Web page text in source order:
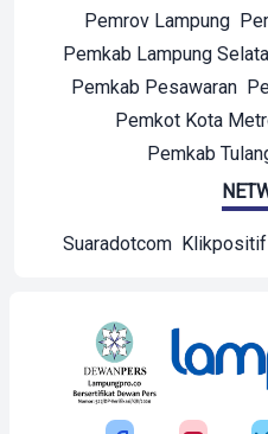
Pemrov Lampung
Pemkab Lampung
Pemkab Pesawaran
Pemkot Kota
Pemkab
Suaradotcom Klikpositif